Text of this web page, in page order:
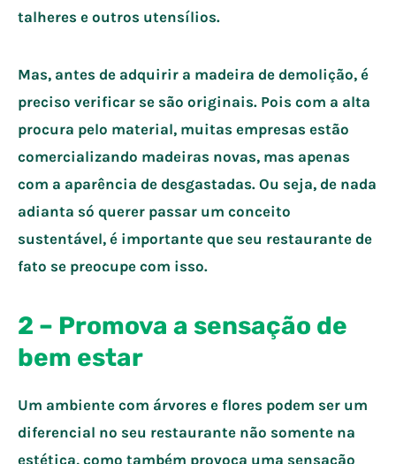
talheres e outros utensílios.
Mas, antes de adquirir a madeira de demolição, é
preciso verificar se são originais. Pois com a alta
procura pelo material, muitas empresas estão
comercializando madeiras novas, mas apenas
com a aparência de desgastadas. Ou seja, de nada
adianta só querer passar um conceito
sustentável, é importante que seu restaurante de
fato se preocupe com isso.
2 – Promova a sensação de
bem estar
Um ambiente com árvores e flores podem ser um
diferencial no seu restaurante não somente na
estética, como também provoca uma sensação